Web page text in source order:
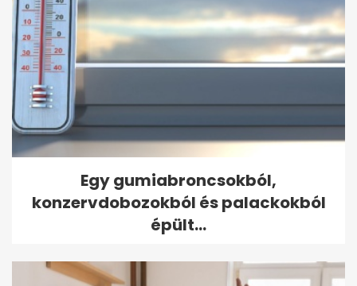
Egy gumiabroncsokból,
konzervdobozokból és palackokból
épült...